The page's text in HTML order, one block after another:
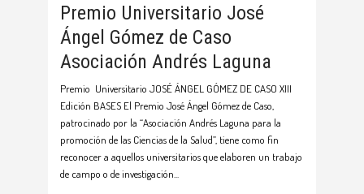
Premio Universitario José
Ángel Gómez de Caso
Asociación Andrés Laguna
Premio Universitario JOSÉ ÁNGEL GÓMEZ DE CASO XIII
Edición BASES El Premio José Ángel Gómez de Caso,
patrocinado por la “Asociación Andrés Laguna para la
promoción de las Ciencias de la Salud”, tiene como fin
reconocer a aquellos universitarios que elaboren un trabajo
de campo o de investigación